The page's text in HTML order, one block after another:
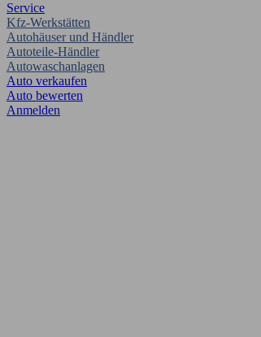
Service
Kfz-Werkstätten
Autohäuser und Händler
Autoteile-Händler
Autowaschanlagen
Auto verkaufen
Auto bewerten
Anmelden